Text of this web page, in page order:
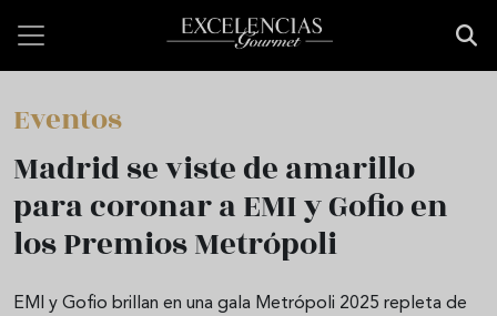
Eventos
Madrid se viste de amarillo
para coronar a EMI y Gofio en
los Premios Metrópoli
EMI y Gofio brillan en una gala Metrópoli 2025 repleta de